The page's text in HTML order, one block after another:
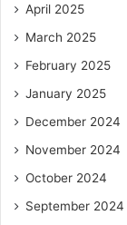
April 2025
March 2025
February 2025
January 2025
December 2024
November 2024
October 2024
September 2024